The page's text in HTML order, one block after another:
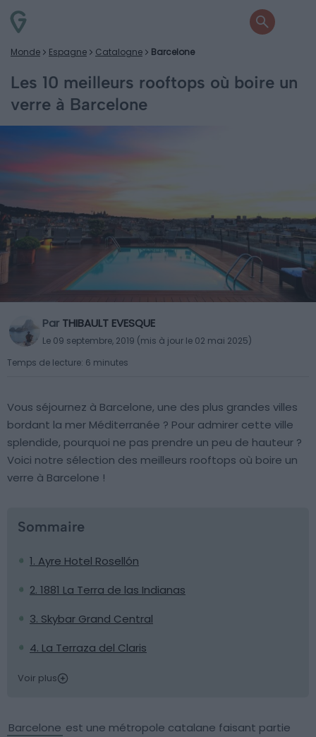
Monde Espagne Catalogne Barcelone
Les 10 meilleurs rooftops où boire un
verre à Barcelone
Par THIBAULT EVESQUE
Le 09 septembre, 2019 (mis à jour le 02 mai 2025)
Temps de lecture: 6 minutes
Vous séjournez à Barcelone, une des plus grandes villes
bordant la mer Méditerranée ? Pour admirer cette ville
splendide, pourquoi ne pas prendre un peu de hauteur ?
Voici notre sélection des meilleurs rooftops où boire un
verre à Barcelone !
Sommaire
1. Ayre Hotel Rosellón
2. 1881 La Terra de las Indianas
3. Skybar Grand Central
4. La Terraza del Claris
Voir plus
Barcelone est une métropole catalane faisant partie